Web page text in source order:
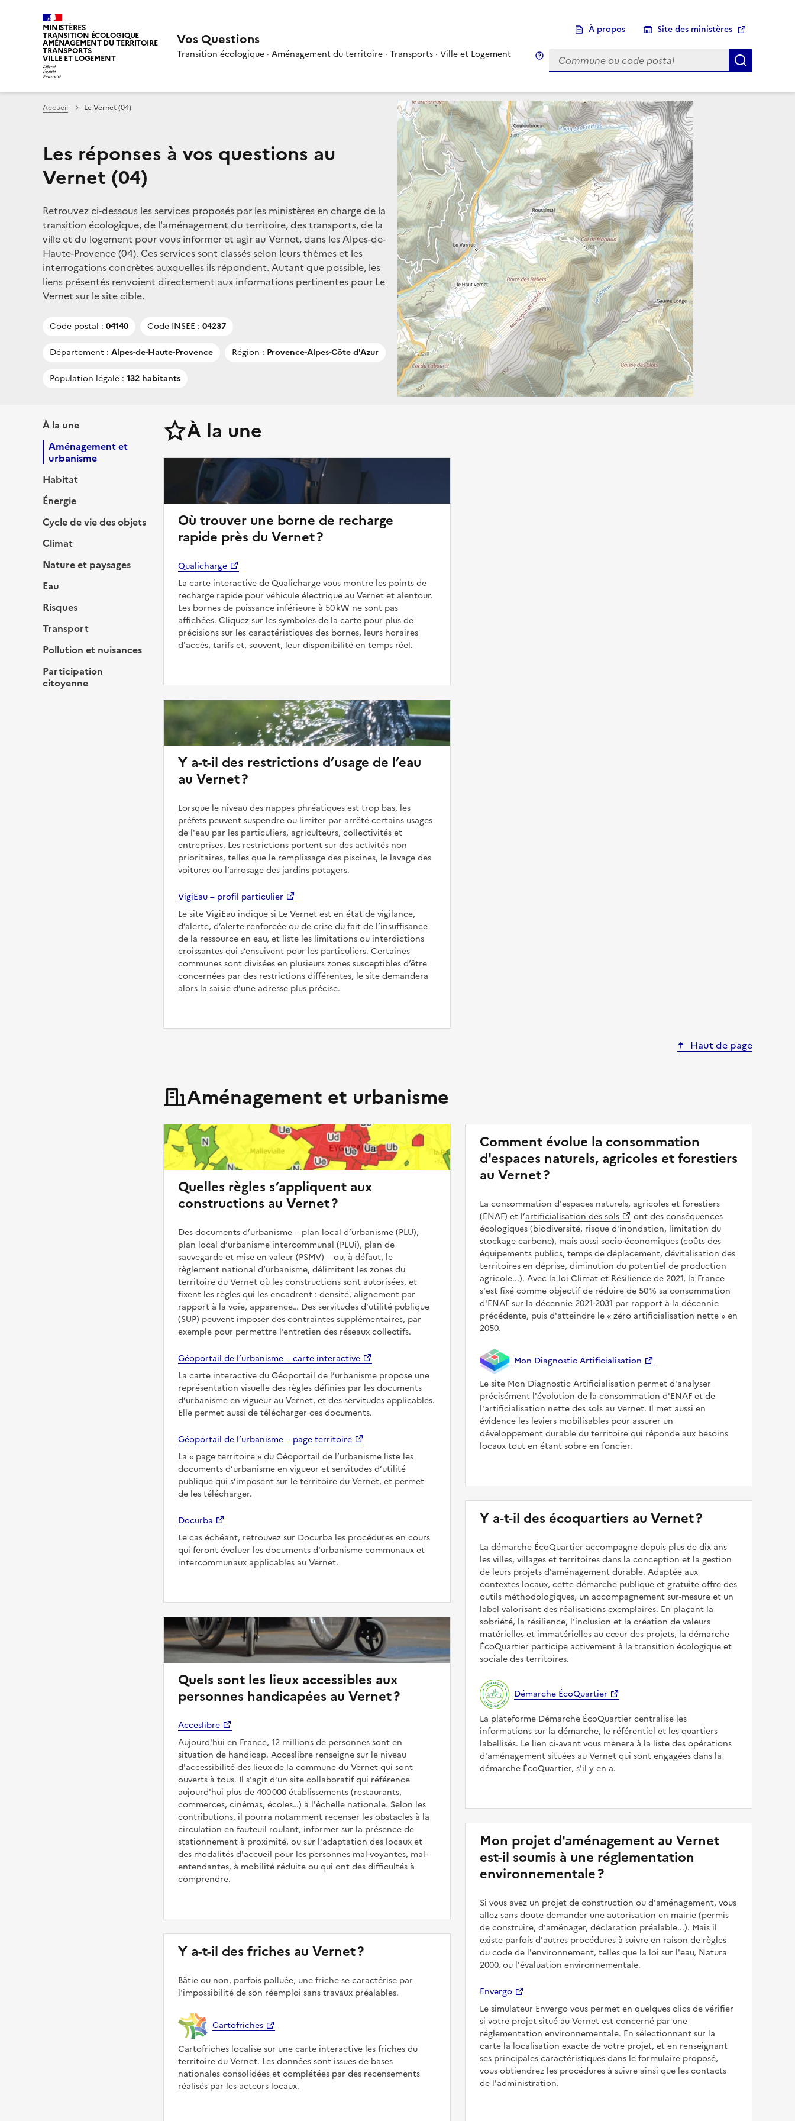
MINISTÈRES
TRANSITION ÉCOLOGIQUE
AMÉNAGEMENT DU TERRITOIRE
TRANSPORTS
VILLE ET LOGEMENT
Vos Questions
Transition écologique · Aménagement du territoire · Transports · Ville et Logement
À propos Site des ministères
Choix d'une commune
Infobulle
Accueil Le Vernet (04)
Les réponses à vos questions au
Vernet (04)
Retrouvez ci-dessous les services proposés par les ministères en charge de la
transition écologique, de l'aménagement du territoire, des transports, de la
ville et du logement pour vous informer et agir au Vernet, dans les Alpes-de-
Haute-Provence (04). Ces services sont classés selon leurs thèmes et les
interrogations concrètes auxquelles ils répondent. Autant que possible, les
liens présentés renvoient directement aux informations pertinentes pour Le
Vernet sur le site cible.
Code postal : 04140 Code INSEE : 04237
Département : Alpes-de-Haute-Provence Région : Provence-Alpes-Côte d'Azur
Population légale : 132 habitants
À la une
Aménagement et
urbanisme
Habitat
Énergie
Cycle de vie des objets
Climat
Nature et paysages
Eau
Risques
Transport
Pollution et nuisances
Participation
citoyenne
À la une
Où trouver une borne de recharge
rapide près du Vernet ?
Qualicharge
La carte interactive de Qualicharge vous montre les points de
recharge rapide pour véhicule électrique au Vernet et alentour.
Les bornes de puissance inférieure à 50 kW ne sont pas
affichées. Cliquez sur les symboles de la carte pour plus de
précisions sur les caractéristiques des bornes, leurs horaires
d'accès, tarifs et, souvent, leur disponibilité en temps réel.
Y a-t-il des restrictions d’usage de l’eau
au Vernet ?
Lorsque le niveau des nappes phréatiques est trop bas, les
préfets peuvent suspendre ou limiter par arrêté certains usages
de l'eau par les particuliers, agriculteurs, collectivités et
entreprises. Les restrictions portent sur des activités non
prioritaires, telles que le remplissage des piscines, le lavage des
voitures ou l’arrosage des jardins potagers.
VigiEau – profil particulier
Le site VigiEau indique si Le Vernet est en état de vigilance,
d’alerte, d’alerte renforcée ou de crise du fait de l’insuffisance
de la ressource en eau, et liste les limitations ou interdictions
croissantes qui s’ensuivent pour les particuliers. Certaines
communes sont divisées en plusieurs zones susceptibles d’être
concernées par des restrictions différentes, le site demandera
alors la saisie d’une adresse plus précise.
Haut de page
Aménagement et urbanisme
Quelles règles s’appliquent aux
constructions au Vernet ?
Des documents d’urbanisme – plan local d’urbanisme (PLU),
plan local d’urbanisme intercommunal (PLUi), plan de
sauvegarde et mise en valeur (PSMV) – ou, à défaut, le
règlement national d’urbanisme, délimitent les zones du
territoire du Vernet où les constructions sont autorisées, et
fixent les règles qui les encadrent : densité, alignement par
rapport à la voie, apparence… Des servitudes d’utilité publique
(SUP) peuvent imposer des contraintes supplémentaires, par
exemple pour permettre l’entretien des réseaux collectifs.
Géoportail de l’urbanisme – carte interactive
La carte interactive du Géoportail de l’urbanisme propose une
représentation visuelle des règles définies par les documents
d’urbanisme en vigueur au Vernet, et des servitudes applicables.
Elle permet aussi de télécharger ces documents.
Géoportail de l’urbanisme – page territoire
La
page territoire
du Géoportail de l’urbanisme liste les
documents d’urbanisme en vigueur et servitudes d’utilité
publique qui s’imposent sur le territoire du Vernet, et permet
de les télécharger.
Docurba
Le cas échéant, retrouvez sur Docurba les procédures en cours
qui feront évoluer les documents d'urbanisme communaux et
intercommunaux applicables au Vernet.
Quels sont les lieux accessibles aux
personnes handicapées au Vernet ?
Acceslibre
Aujourd'hui en France, 12 millions de personnes sont en
situation de handicap. Acceslibre renseigne sur le niveau
d'accessibilité des lieux de la commune du Vernet qui sont
ouverts à tous. Il s'agit d'un site collaboratif qui référence
aujourd'hui plus de 400 000 établissements (restaurants,
commerces, cinémas, écoles…) à l'échelle nationale. Selon les
contributions, il pourra notamment recenser les obstacles à la
circulation en fauteuil roulant, informer sur la présence de
stationnement à proximité, ou sur l'adaptation des locaux et
des modalités d'accueil pour les personnes mal-voyantes, mal-
entendantes, à mobilité réduite ou qui ont des difficultés à
comprendre.
Y a-t-il des friches au Vernet ?
Bâtie ou non, parfois polluée, une friche se caractérise par
l'impossibilité de son réemploi sans travaux préalables.
Cartofriches
Cartofriches localise sur une carte interactive les friches du
territoire du Vernet. Les données sont issues de bases
nationales consolidées et complétées par des recensements
réalisés par les acteurs locaux.
Comment évolue la consommation
d'espaces naturels, agricoles et forestiers
au Vernet ?
La consommation d'espaces naturels, agricoles et forestiers
(ENAF) et l’artificialisation des sols
ont des conséquences
écologiques (biodiversité, risque d'inondation, limitation du
stockage carbone), mais aussi socio-économiques (coûts des
équipements publics, temps de déplacement, dévitalisation des
territoires en déprise, diminution du potentiel de production
agricole...). Avec la loi Climat et Résilience de 2021, la France
s'est fixé comme objectif de réduire de 50 % sa consommation
d'ENAF sur la décennie 2021-2031 par rapport à la décennie
précédente, puis d'atteindre le zéro artificialisation nette en
2050.
Mon Diagnostic Artificialisation
Le site Mon Diagnostic Artificialisation permet d'analyser
précisément l'évolution de la consommation d'ENAF et de
l'artificialisation nette des sols au Vernet. Il met aussi en
évidence les leviers mobilisables pour assurer un
développement durable du territoire qui réponde aux besoins
locaux tout en étant sobre en foncier.
Y a-t-il des écoquartiers au Vernet ?
La démarche ÉcoQuartier accompagne depuis plus de dix ans
les villes, villages et territoires dans la conception et la gestion
de leurs projets d'aménagement durable. Adaptée aux
contextes locaux, cette démarche publique et gratuite offre des
outils méthodologiques, un accompagnement sur-mesure et un
label valorisant des réalisations exemplaires. En plaçant la
sobriété, la résilience, l'inclusion et la création de valeurs
matérielles et immatérielles au cœur des projets, la démarche
ÉcoQuartier participe activement à la transition écologique et
sociale des territoires.
Démarche ÉcoQuartier
La plateforme Démarche ÉcoQuartier centralise les
informations sur la démarche, le référentiel et les quartiers
labellisés. Le lien ci-avant vous mènera à la liste des opérations
d'aménagement situées au Vernet qui sont engagées dans la
démarche ÉcoQuartier, s'il y en a.
Mon projet d'aménagement au Vernet
est-il soumis à une réglementation
environnementale ?
Si vous avez un projet de construction ou d'aménagement, vous
allez sans doute demander une autorisation en mairie (permis
de construire, d'aménager, déclaration préalable...). Mais il
existe parfois d'autres procédures à suivre en raison de règles
du code de l'environnement, telles que la loi sur l'eau, Natura
2000, ou l'évaluation environnementale.
Envergo
Le simulateur Envergo vous permet en quelques clics de vérifier
si votre projet situé au Vernet est concerné par une
réglementation environnementale. En sélectionnant sur la
carte la localisation exacte de votre projet, et en renseignant
ses principales caractéristiques dans le formulaire proposé,
vous obtiendrez les procédures à suivre ainsi que les contacts
de l'administration.